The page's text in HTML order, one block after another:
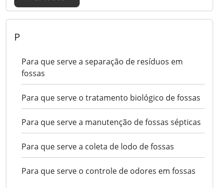
P
Para que serve a separação de resíduos em
fossas
Para que serve o tratamento biológico de fossas
Para que serve a manutenção de fossas sépticas
Para que serve a coleta de lodo de fossas
Para que serve o controle de odores em fossas